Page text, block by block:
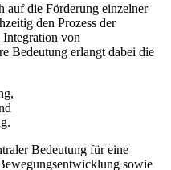
auf die Förderung einzelner
den Prozess der
von
Bedeutung erlangt dabei die
Bedeutung für eine
sowie